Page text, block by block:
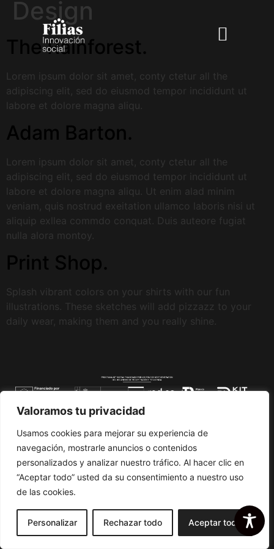
Valoramos tu privacidad
Usamos cookies para mejorar su experiencia de
navegación, mostrarle anuncios o contenidos
personalizados y analizar nuestro tráfico. Al hacer clic en
“Aceptar todo” usted da su consentimiento a nuestro uso
de las cookies.
Personalizar Rechazar todo Aceptar todo
Design
The Rainforest.
Lorem ipsum dolor sit amet, conty ctetur all the
adipiscing elit, sed do eiusmod tempor incididunt ut
labore et dolore magna aliqu.
Adam Barton.
Lorem ipsum dolor sit amet, conty ctetur all the
adipiscing elit, sed do eiusmod tempor incididunt ut
labore et dolore magna aliqu. Ut enim alad minim
veniam, quis nostrud exeitation ullamco laboris nisi ut
aliquip exllea commdo conquat. Duis auteore fugiat
nulla alora montoy.
Print Shop.
Splash vibrant colors on your shirts with our fun
illustrations. These sketches will add pizzazz to your
daily wear, making them and you really shine.
Política de cookies y privacidad
Aviso legal